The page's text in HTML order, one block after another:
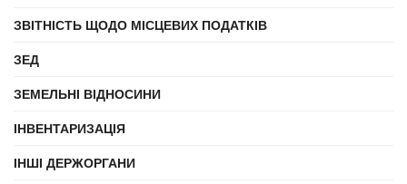
ЗВІТНІСТЬ ЩОДО МІСЦЕВИХ ПОДАТКІВ
ЗЕД
ЗЕМЕЛЬНІ ВІДНОСИНИ
ІНВЕНТАРИЗАЦІЯ
ІНШІ ДЕРЖОРГАНИ